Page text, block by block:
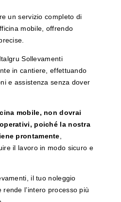
un servizio completo di
mobile, offrendo
Sollevamenti
in cantiere, effettuando
e assistenza senza dover
mobile, non dovrai
poiché la nostra
prontamente
il lavoro in modo sicuro e
il tuo noleggio
l’intero processo più